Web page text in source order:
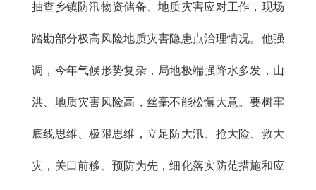
抽查乡镇防汛物资储备、地质灾害应对工作，现场
踏勘部分极高风险地质灾害隐患点治理情况。他强
调，今年气候形势复杂，局地极端强降水多发，山
洪、地质灾害风险高，丝毫不能松懈大意。要树牢
底线思维、极限思维，立足防大汛、抢大险、救大
灾，关口前移、预防为先，细化落实防范措施和应